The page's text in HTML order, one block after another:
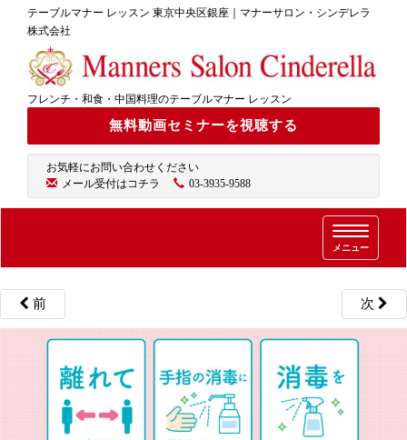
テーブルマナー レッスン 東京中央区銀座｜マナーサロン・シンデレラ
株式会社
フレンチ・和食・中国料理のテーブルマナー レッスン
無料動画セミナーを視聴する
お気軽にお問い合わせください
メール受付はコチラ
03-3935-9588
T
o
g
g
e
n
メニュー
前 次